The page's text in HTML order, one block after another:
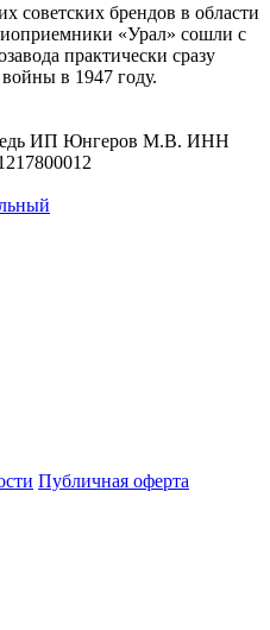
советских брендов в области
«Урал» сошли с
практически сразу
в 1947 году.
ИП Юнгеров М.В. ИНН
Публичная оферта